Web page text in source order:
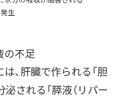
生
の不足
、肝臓で作られる「胆
泌される「膵液（リパー